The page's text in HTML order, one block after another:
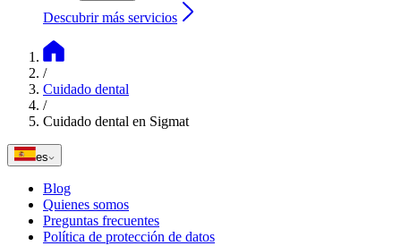
Descubrir más servicios
/
Cuidado dental
/
Cuidado dental en Sigmat
es
Blog
Quienes somos
Preguntas frecuentes
Política de protección de datos